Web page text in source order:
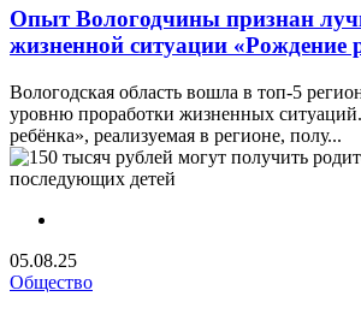
Опыт Вологодчины признан
жизненной ситуации «Рождение
Вологодская область вошла в топ-5
уровню проработки жизненных
ребёнка», реализуемая в регионе, полу...
05.08.25
Общество